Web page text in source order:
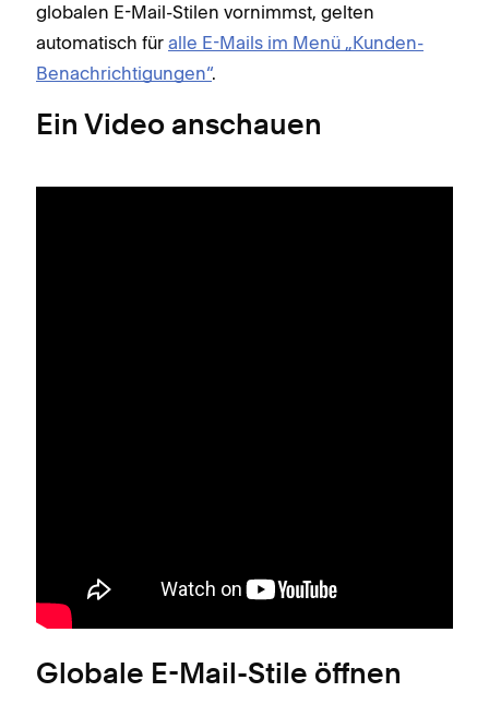
globalen E-Mail-Stilen vornimmst, gelten
automatisch für alle E-Mails im Menü „Kunden-
Benachrichtigungen“.
Ein Video anschauen
Globale E-Mail-Stile öffnen